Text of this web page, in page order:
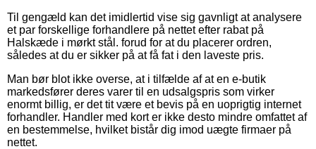
Til gengæld kan det imidlertid vise sig gavnligt at analysere
et par forskellige forhandlere på nettet efter rabat på
Halskæde i mørkt stål. forud for at du placerer ordren,
således at du er sikker på at få fat i den laveste pris.
Man bør blot ikke overse, at i tilfælde af at en e-butik
markedsfører deres varer til en udsalgspris som virker
enormt billig, er det tit være et bevis på en uoprigtig internet
forhandler. Handler med kort er ikke desto mindre omfattet af
en bestemmelse, hvilket bistår dig imod uægte firmaer på
nettet.